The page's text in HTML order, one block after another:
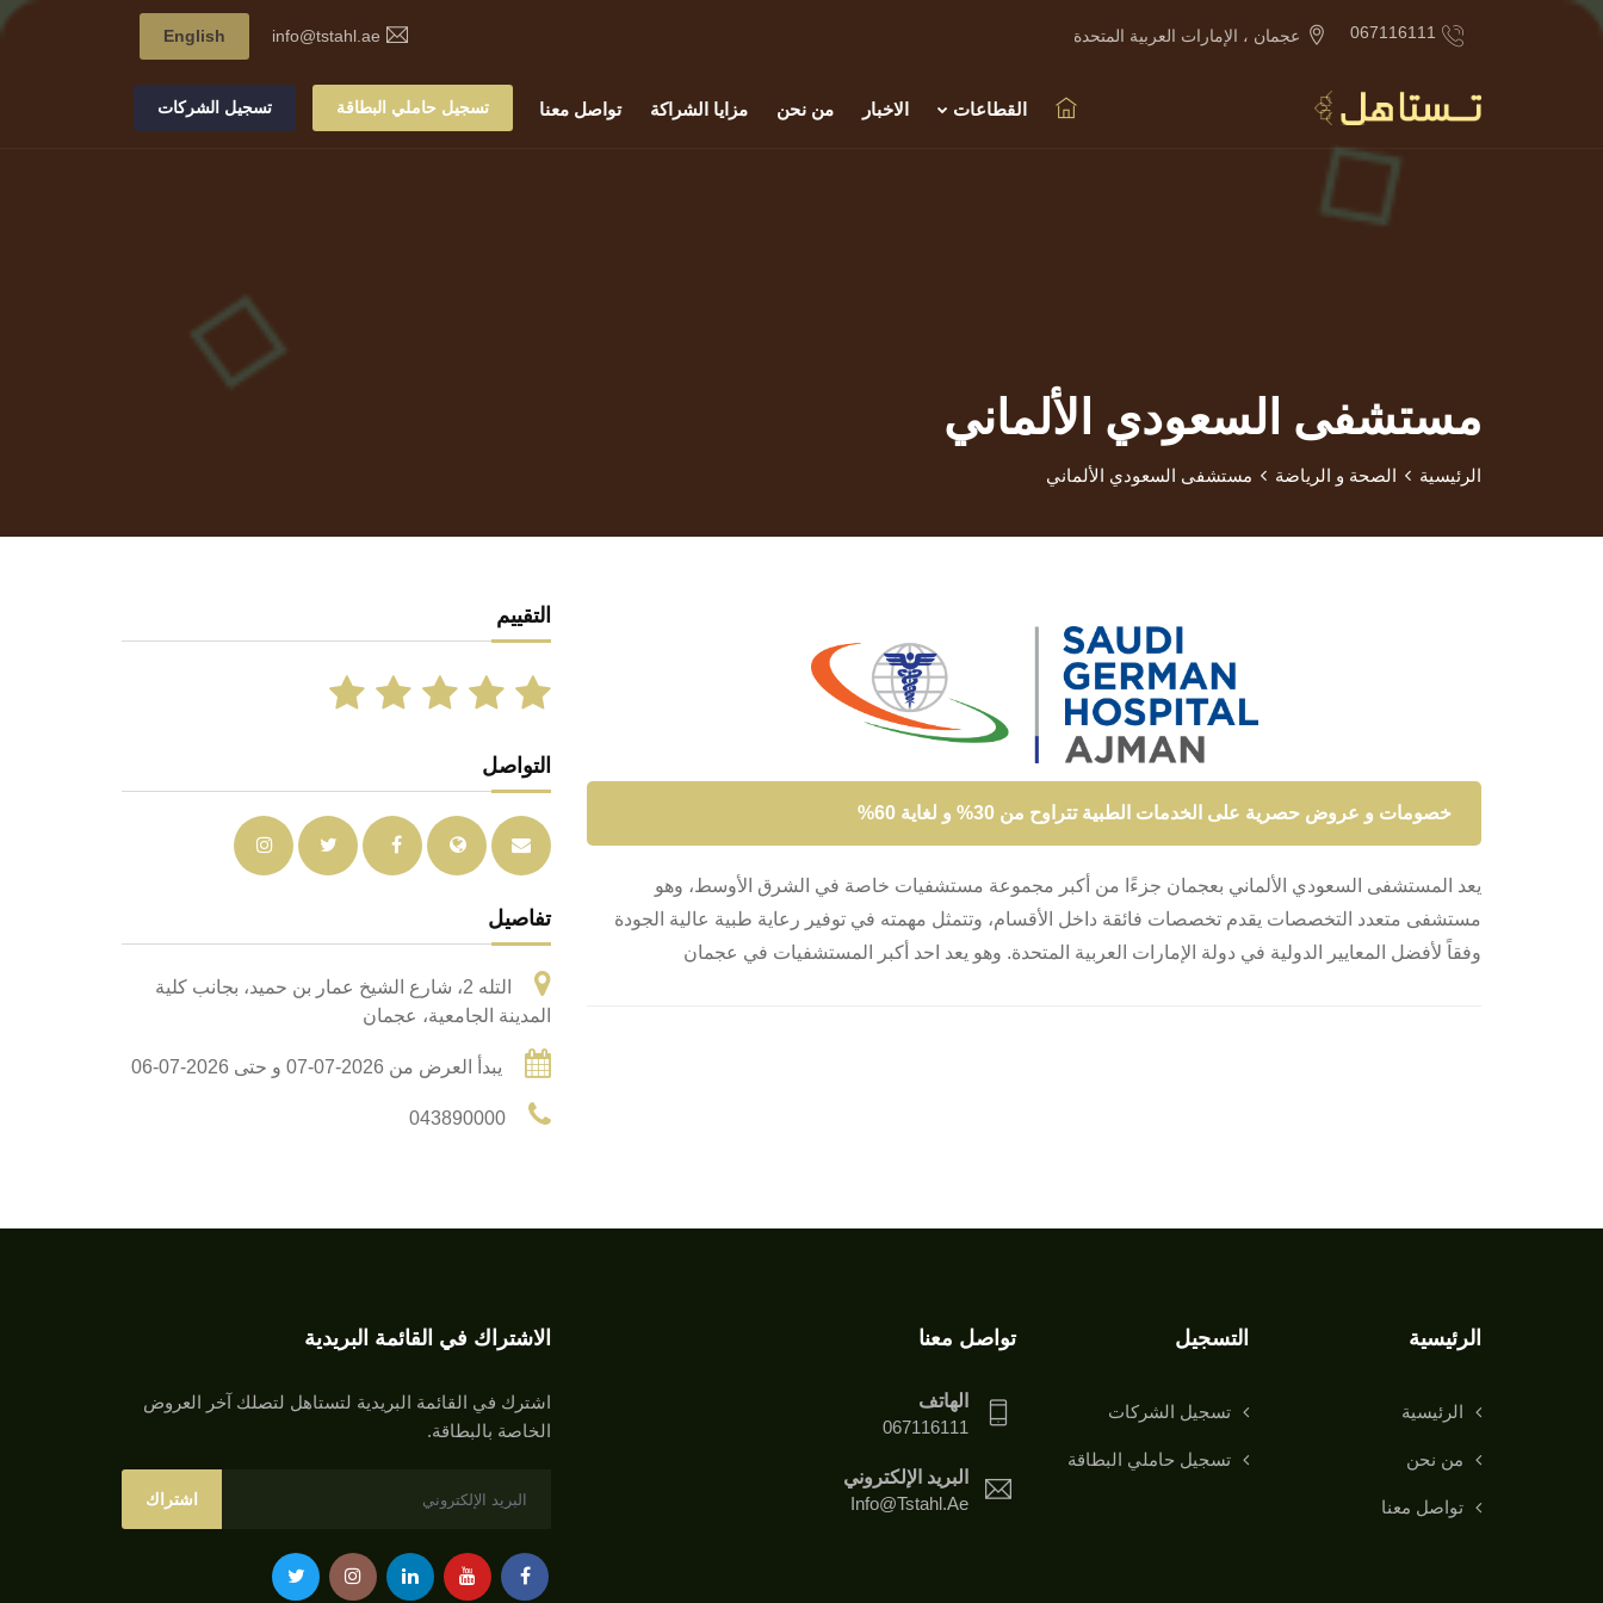
067116111 عجمان ، الإمارات العربية المتحدة info@tstahl.ae
English
تسجيل حاملي البطاقة تسجيل الشركات القطاعات الاخبار من نحن مزايا الشراكة تواصل معنا
مستشفى السعودي الألماني
الرئيسية الصحة و الرياضة مستشفى السعودي الألماني
خصومات و عروض حصرية على الخدمات الطبية تتراوح من 30% و لغاية 60%
يعد المستشفى السعودي الألماني بعجمان جزءًا من أكبر مجموعة مستشفيات خاصة في الشرق الأوسط، وهو
مستشفى متعدد التخصصات يقدم تخصصات فائقة داخل الأقسام، وتتمثل مهمته في توفير رعاية طبية عالية الجودة
وفقاً لأفضل المعايير الدولية في دولة الإمارات العربية المتحدة. وهو يعد احد أكبر المستشفيات في عجمان
التقييم
التواصل
تفاصيل
التله 2، شارع الشيخ عمار بن حميد، بجانب كلية
المدينة الجامعية، عجمان
يبدأ العرض من 2026-07-07 و حتى 2026-07-06
الرئيسية
الرئيسية
من نحن
تواصل معنا
التسجيل
تسجيل الشركات
تسجيل حاملي البطاقة
تواصل معنا
الهاتف
067116111
البريد الإلكتروني
Info@tstahl.ae
الاشتراك في القائمة البريدية
اشترك في القائمة البريدية لتستاهل لتصلك آخر العروض
الخاصة بالبطاقة.
اشتراك